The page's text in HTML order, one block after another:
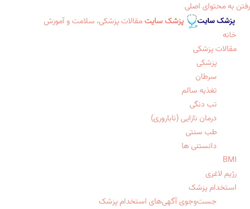
رفتن به محتوای اصلی
پزشک سایت مقالات پزشکی، سلامت و آموزش
خانه
مقالات پزشکی
پزشکی
سرطان
تغذیه سالم
تب دنگی
درمان نازایی (ناباروری)
طب سنتی
دانستنی ها
BMI
رژیم لاغری
استخدام پزشک
جست‌وجوی آگهی‌های استخدام پزشک